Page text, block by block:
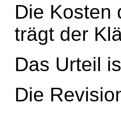
Die Kosten
trägt der
Das Urteil
Die